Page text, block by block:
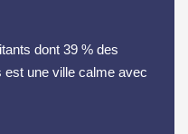
dont 39 % des
est une ville calme avec